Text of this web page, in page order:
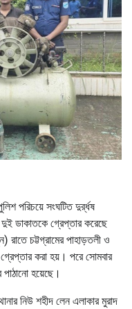
পরিচয়ে সংঘটিত দুর্র্ধষ
দুই ডাকাতকে গ্রেপ্তার করেছে
রাতে চট্টগ্রামের পাহাড়তলী ও
করা হয়। পরে সোমবার
হয়েছে।
নিউ শহীদ লেন এলাকার মুরাদ